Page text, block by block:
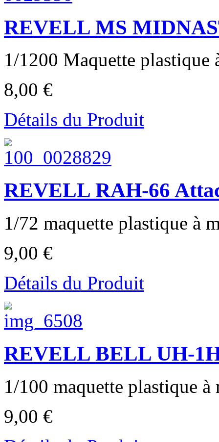
REVELL MS
1/1200 Maquette plastique
8,00 €
Détails du Produit
REVELL RAH-66
1/72 maquette plastique à
9,00 €
Détails du Produit
REVELL BELL UH-
1/100 maquette plastique à
9,00 €